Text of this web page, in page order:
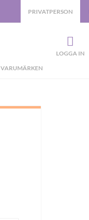
VARUMÄRKEN
PRIVATPERSON
LOGGA IN